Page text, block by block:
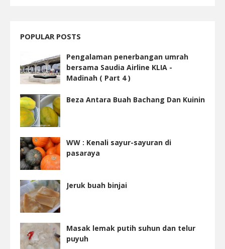
POPULAR POSTS
Pengalaman penerbangan umrah
bersama Saudia Airline KLIA -
Madinah ( Part 4 )
Beza Antara Buah Bachang Dan Kuinin
WW : Kenali sayur-sayuran di
pasaraya
Jeruk buah binjai
Masak lemak putih suhun dan telur
puyuh